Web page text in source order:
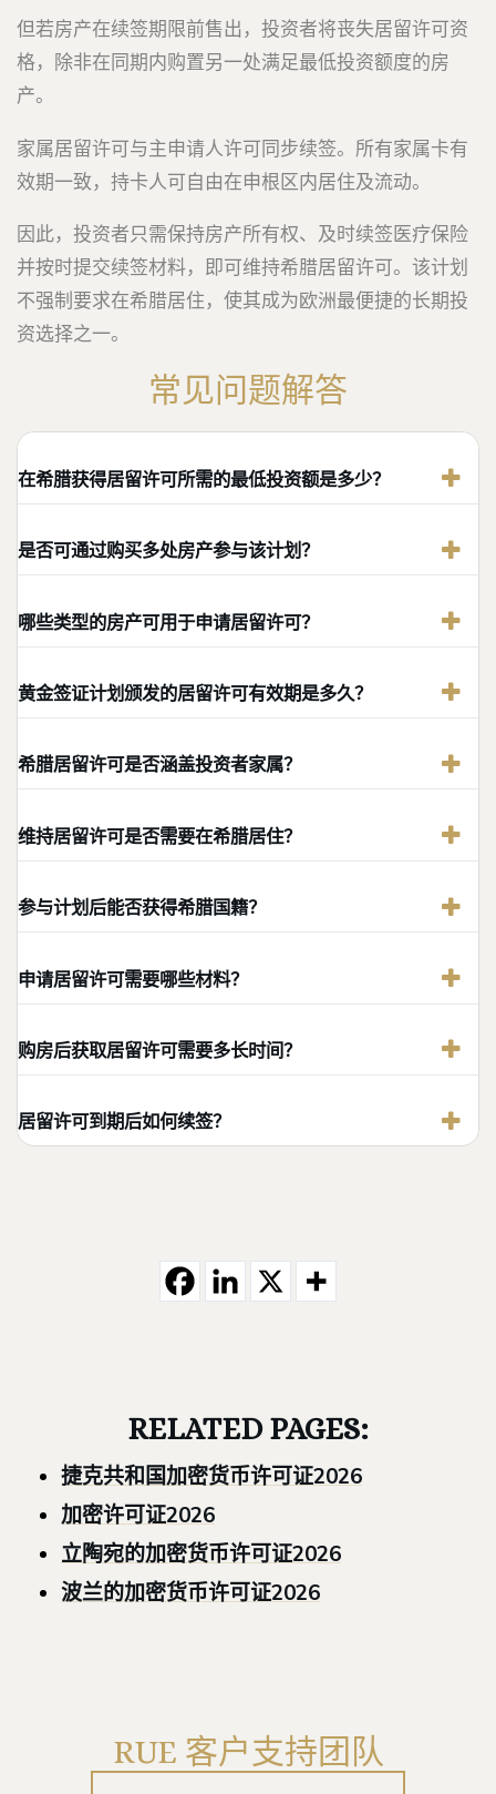
但若房产在续签期限前售出，投资者将丧失居留许可资
格，除非在同期内购置另一处满足最低投资额度的房
产。
家属居留许可与主申请人许可同步续签。所有家属卡有
效期一致，持卡人可自由在申根区内居住及流动。
因此，投资者只需保持房产所有权、及时续签医疗保险
并按时提交续签材料，即可维持希腊居留许可。该计划
不强制要求在希腊居住，使其成为欧洲最便捷的长期投
资选择之一。
常见问题解答
在希腊获得居留许可所需的最低投资额是多少？
是否可通过购买多处房产参与该计划？
哪些类型的房产可用于申请居留许可？
黄金签证计划颁发的居留许可有效期是多久？
希腊居留许可是否涵盖投资者家属？
维持居留许可是否需要在希腊居住？
参与计划后能否获得希腊国籍？
申请居留许可需要哪些材料？
购房后获取居留许可需要多长时间？
居留许可到期后如何续签？
RELATED PAGES:
捷克共和国加密货币许可证2026
加密许可证2026
立陶宛的加密货币许可证2026
波兰的加密货币许可证2026
RUE 客户支持团队